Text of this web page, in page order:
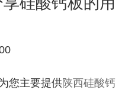
您主要提供陕西硅酸钙